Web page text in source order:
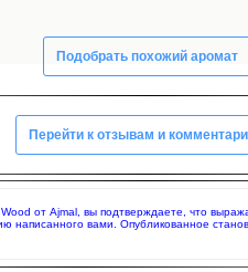
Подобрать похожий аромат
Перейти к отзывам и
от Ajmal, вы подтверждаете, что
вами. Опубликованное